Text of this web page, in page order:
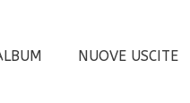
NUOVE USCITE